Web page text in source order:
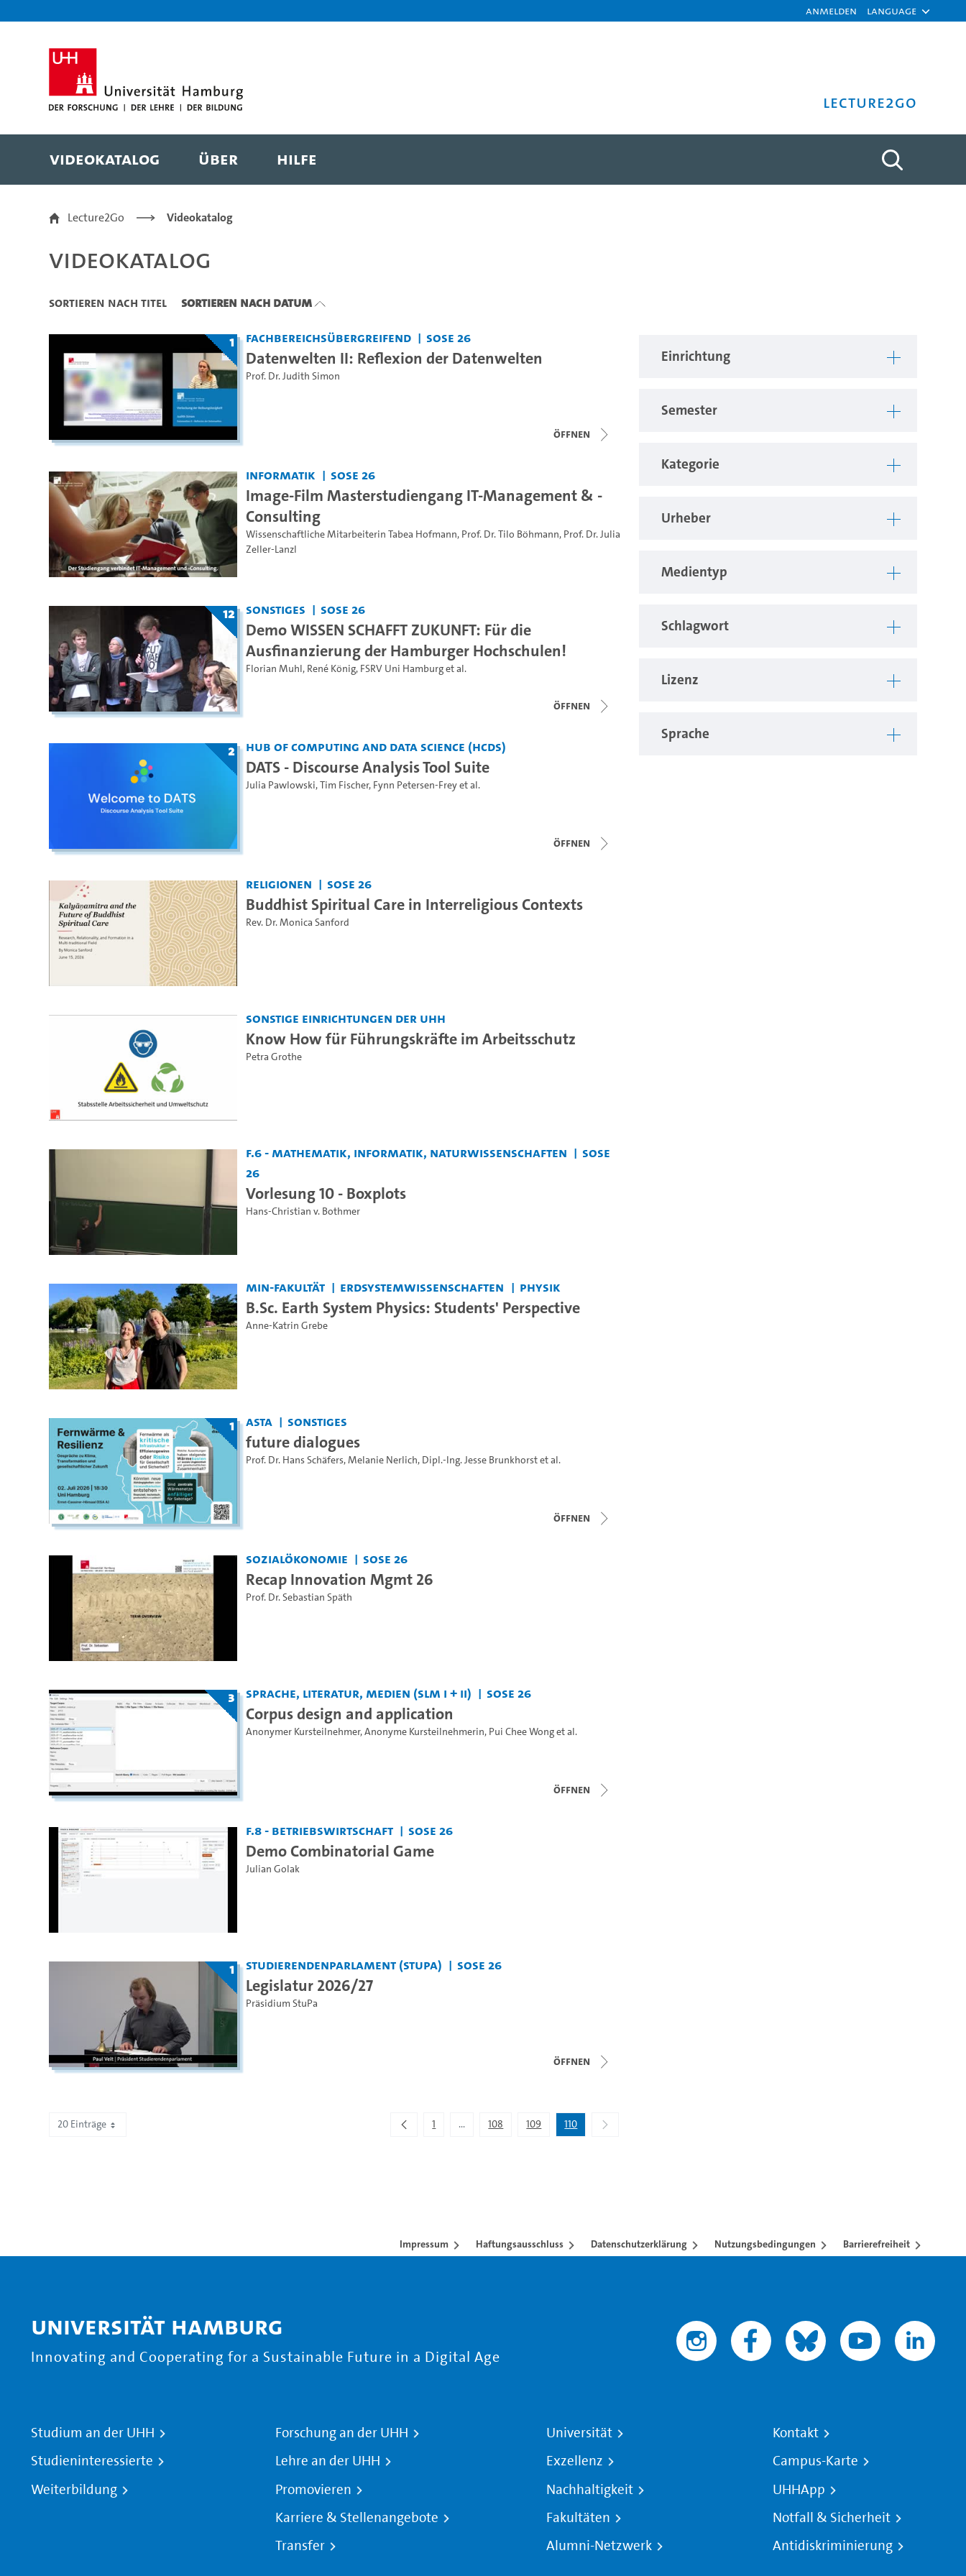
Anmelden Language
Lecture2Go
Videokatalog Über Hilfe
Videokatalog
Lecture2Go Videokatalog
Videokatalog
Sortieren nach Titel Sortieren nach Datum
Einrichtung
Semester
Kategorie
Urheber
Medientyp
Schlagwort
Lizenz
Sprache
1 Fachbereichsübergreifend SoSe 26
Datenwelten II: Reflexion der Datenwelten
Prof. Dr. Judith Simon
Öffnen
Informatik SoSe 26
Image-Film Masterstudiengang IT-Management & -
Consulting
Wissenschaftliche Mitarbeiterin Tabea Hofmann, Prof. Dr. Tilo Böhmann, Prof. Dr. Julia
Zeller-Lanzl
12 Sonstiges SoSe 26
Demo WISSEN SCHAFFT ZUKUNFT: Für die
Ausfinanzierung der Hamburger Hochschulen!
Florian Muhl, René König, FSRV Uni Hamburget al.
Öffnen
2 Hub of Computing and Data Science (HCDS)
DATS - Discourse Analysis Tool Suite
Julia Pawlowski,Tim Fischer, Fynn Petersen-Freyet al.
Öffnen
Religionen SoSe 26
Buddhist Spiritual Care in Interreligious Contexts
Rev. Dr. Monica Sanford
Sonstige Einrichtungen der UHH
Know How für Führungskräfte im Arbeitsschutz
Petra Grothe
F.6 - Mathematik, Informatik, Naturwissenschaften
SoSe
26
Vorlesung 10 - Boxplots
Hans-Christian v. Bothmer
MIN-Fakultät Erdsystemwissenschaften Physik
B.Sc. Earth System Physics: Students' Perspective
Anne-Katrin Grebe
1 AStA Sonstiges
future dialogues
Prof. Dr. Hans Schäfers,Melanie Nerlich, Dipl.-Ing. Jesse Brunkhorstet al.
Öffnen
Sozialökonomie SoSe 26
Recap Innovation Mgmt 26
Prof. Dr. Sebastian Späth
3 Sprache, Literatur, Medien (SLM I + II) SoSe 26
Corpus design and application
Anonymer Kursteilnehmer,Anonyme Kursteilnehmerin, Pui Chee Wonget al.
Öffnen
F.8 - Betriebswirtschaft SoSe 26
Demo Combinatorial Game
Julian Golak
1 Studierendenparlament (StuPa) SoSe 26
Legislatur 2026/27
Präsidium StuPa
Öffnen
20 Einträge 1 ...Zwischenseiten Navigieren mit TAB-Taste.
108 109 110
Impressum Haftungsausschluss Datenschutzerklärung Nutzungsbedingungen Barrierefreiheit
Universität Hamburg
Innovating and Cooperating for a Sustainable Future in a Digital Age
Studium an der UHH
Studieninteressierte
Weiterbildung
Forschung an der UHH
Lehre an der UHH
Promovieren
Karriere & Stellenangebote
Transfer
Universität
Exzellenz
Nachhaltigkeit
Fakultäten
Alumni-Netzwerk
Kontakt
Campus-Karte
UHHApp
Notfall & Sicherheit
Antidiskriminierung